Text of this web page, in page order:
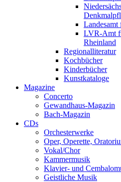
Landesamt
LVR-Amt
Rheinland
Regionalliteratur
Kochbücher
Kinderbücher
Kunstkataloge
Magazine
Concerto
Gewandhaus-Magazin
Bach-Magazin
CDs
Orchesterwerke
Oper, Operette,
Vokal/Chor
Kammermusik
Klavier- und
Geistliche Musik